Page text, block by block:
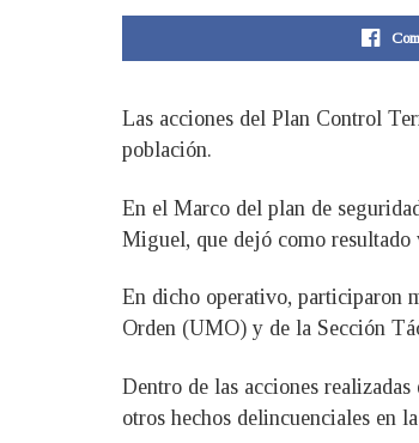
Las acciones del Plan Control
población.
En el Marco del plan de
Miguel, que dejó como resultado
En dicho operativo, participaron
Orden (UMO) y de la Sección
Dentro de las acciones
otros hechos delincuenciales en